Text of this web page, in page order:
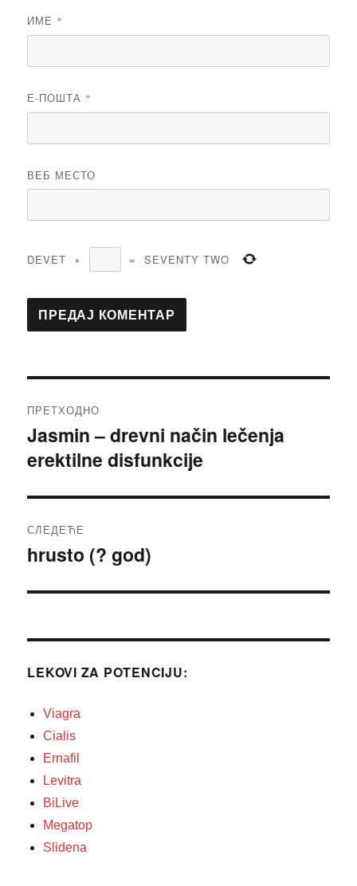
ИМЕ *
Е-ПОШТА *
ВЕБ МЕСТО
DEVET × = SEVENTY TWO
чланка
ПРЕТХОДНО
Претходни
чланак:
Jasmin – drevni način lečenja
erektilne disfunkcije
СЛЕДЕЋЕ
Следећи
hrusto (? god)
LEKOVI ZA POTENCIJU:
Viagra
Cialis
Ernafil
Levitra
BiLive
Megatop
Slidena